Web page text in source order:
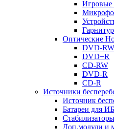
Игровые
Оптические
DVD-RW
DVD+R
CD-RW
DVD-R
CD-R
Источники
Источник
Батареи для
Стабилизаторы
Доп.модули и